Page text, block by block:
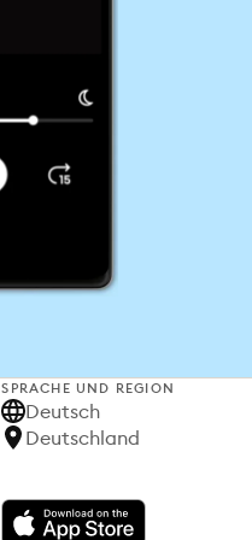
SPRACHE UND REGION
Deutsch
Deutschland